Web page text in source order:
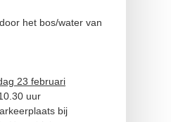
het bos/water van
23 februari
uur
bij